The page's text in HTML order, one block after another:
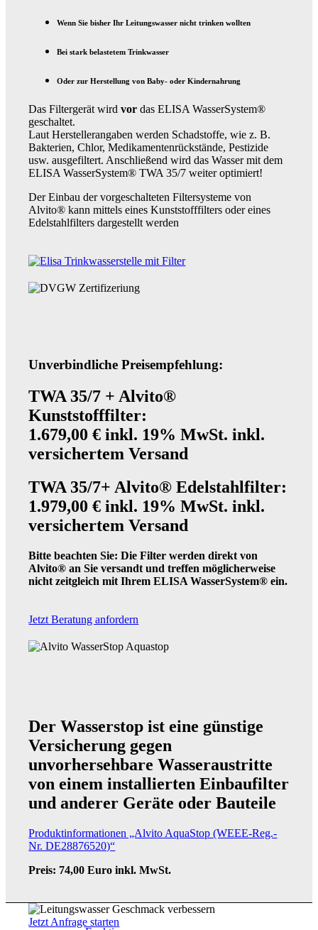
ElisaEnergieDusche
Elisaqua33
Technische Hinweise
Funktion
Für Geschäftskunden
Produktpalette
Technische Hinweise
Wenn Sie bisher Ihr Leitungswasser nicht trinken wollten
Bei stark belastetem Trinkwasser
Oder zur Herstellung von Baby- oder Kindernahrung
Das Filtergerät wirdvor das ELISA WasserSystem®
geschaltet.
Laut Herstellerangaben werden Schadstoffe, wie z. B.
Bakterien, Chlor, Medikamentenrückstände, Pestizide
usw. ausgefiltert. Anschließend wird das Wasser mit dem
ELISA WasserSystem® TWA 35/7 weiter optimiert!
Der Einbau der vorgeschalteten Filtersysteme von
Alvito® kann mittels eines Kunststofffilters oder eines
Edelstahlfilters dargestellt werden
Unverbindliche Preisempfehlung:
TWA 35/7 + Alvito®
Kunststofffilter:
1.679,00 € inkl. 19% MwSt. inkl.
versichertem Versand
TWA 35/7+ Alvito® Edelstahlfilter:
1.979,00 € inkl. 19% MwSt. inkl.
versichertem Versand
Bitte beachten Sie: Die Filter werden direkt von
Alvito® an Sie versandt und treffen möglicherweise
nicht zeitgleich mit Ihrem ELISA WasserSystem® ein.
Jetzt Beratung anfordern
Der Wasserstop ist eine günstige
Versicherung gegen
unvorhersehbare Wasseraustritte
von einem installierten Einbaufilter
und anderer Geräte oder Bauteile
Produktinformationen „Alvito AquaStop (WEEE-Reg.-
Nr. DE28876520)“
Preis: 74,00 Euro inkl. MwSt.
Jetzt Anfrage starten